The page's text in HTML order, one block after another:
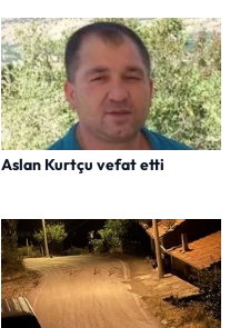
Aslan Kurtçu vefat etti